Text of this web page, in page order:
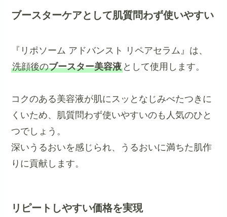
ブースターケアとして肌質問わず使いやすい
『リポソーム アドバンスト リペアセラム』は、
洗顔後のブースター美容液 として使用します。
コクのある美容液が肌にスッとなじみべたつきに
くいため、肌質問わず使いやすいのも人気のひと
つでしょう。
深いうるおいを感じられ、うるおいに満ちた肌作
りに貢献します。
リピートしやすい価格を実現